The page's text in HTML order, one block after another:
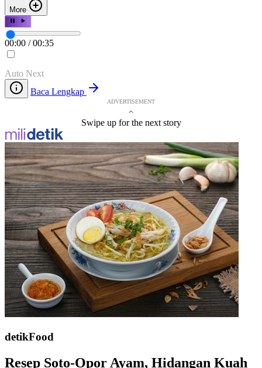
More
00:00 /00:35
Auto Next
Baca Lengkap
ADVERTISEMENT
Swipe up for the next story
detikFood
Resep Soto-Opor Ayam, Hidangan Kuah